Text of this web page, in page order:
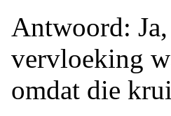
Antwoord:
vervloeking
omdat die